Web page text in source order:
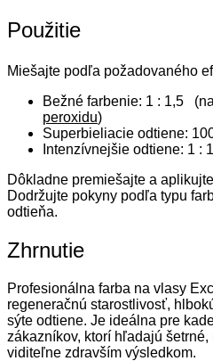
Použitie
Miešajte podľa požadovaného
Bežné farbenie: 1 : 1,5
peroxidu)
Superbieliacie odtiene:
Intenzívnejšie odtiene: 1 : 1
Dôkladne premiešajte a
Dodržujte pokyny podľa typu
odtieňa.
Zhrnutie
Profesionálna farba na vlasy
regeneračnú starostlivosť,
sýte odtiene. Je ideálna pre
zákazníkov, ktorí hľadajú
viditeľne zdravším výsledkom.